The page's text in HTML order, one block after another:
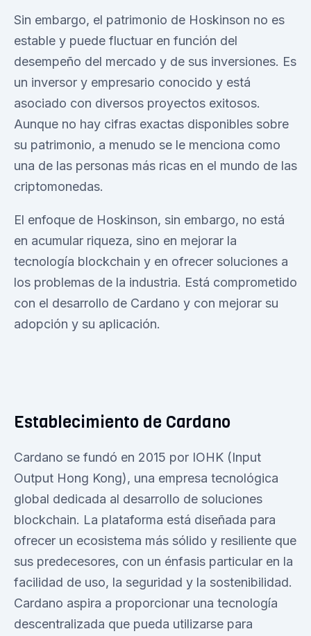
Sin embargo, el patrimonio de Hoskinson no es
estable y puede fluctuar en función del
desempeño del mercado y de sus inversiones. Es
un inversor y empresario conocido y está
asociado con diversos proyectos exitosos.
Aunque no hay cifras exactas disponibles sobre
su patrimonio, a menudo se le menciona como
una de las personas más ricas en el mundo de las
criptomonedas.
El enfoque de Hoskinson, sin embargo, no está
en acumular riqueza, sino en mejorar la
tecnología blockchain y en ofrecer soluciones a
los problemas de la industria. Está comprometido
con el desarrollo de Cardano y con mejorar su
adopción y su aplicación.
Establecimiento de Cardano
Cardano se fundó en 2015 por IOHK (Input
Output Hong Kong), una empresa tecnológica
global dedicada al desarrollo de soluciones
blockchain. La plataforma está diseñada para
ofrecer un ecosistema más sólido y resiliente que
sus predecesores, con un énfasis particular en la
facilidad de uso, la seguridad y la sostenibilidad.
Cardano aspira a proporcionar una tecnología
descentralizada que pueda utilizarse para